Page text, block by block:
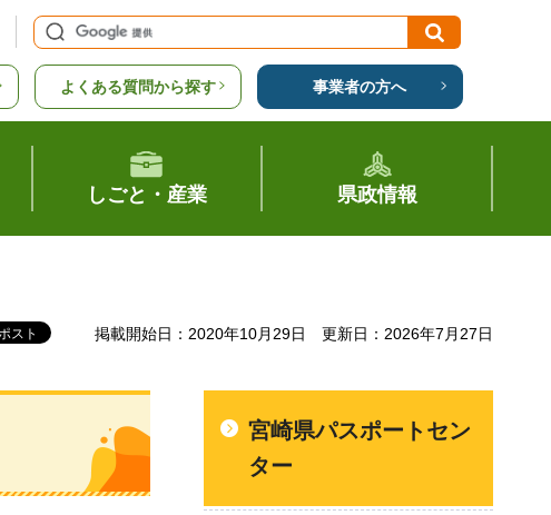
よくある質問から探す 事業者の方へ
しごと・産業 県政情報
掲載開始日：2020年10月29日 更新日：2026年7月27日
宮崎県パスポートセン
ター